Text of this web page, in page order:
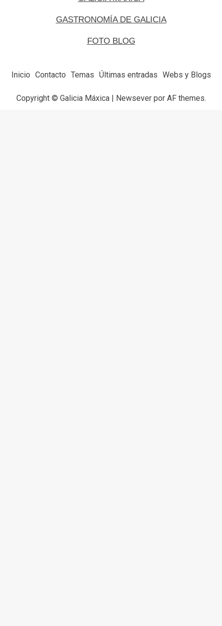
GASTRONOMÍA DE GALICIA
FOTO BLOG
Inicio Contacto Temas Últimas entradas Webs y Blogs
Copyright © Galicia Máxica | Newseverpor AF themes.